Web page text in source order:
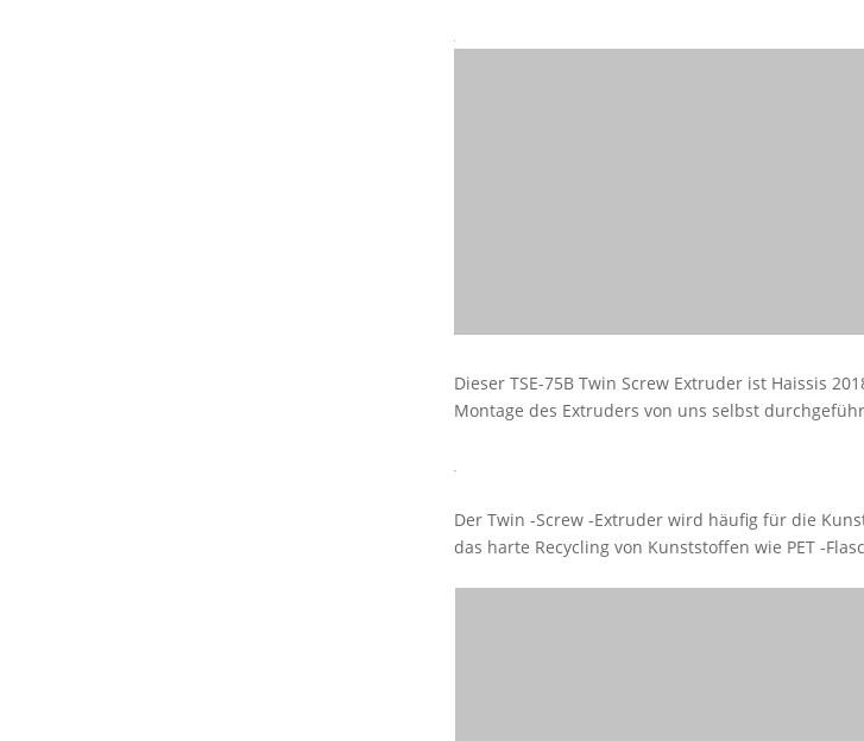
Dieser TSE-75B Twin Screw Extruder ist Haissis
Montage des Extruders von uns selbst
Der Twin -Screw -Extruder wird häufig für die
das harte Recycling von Kunststoffen wie PET -